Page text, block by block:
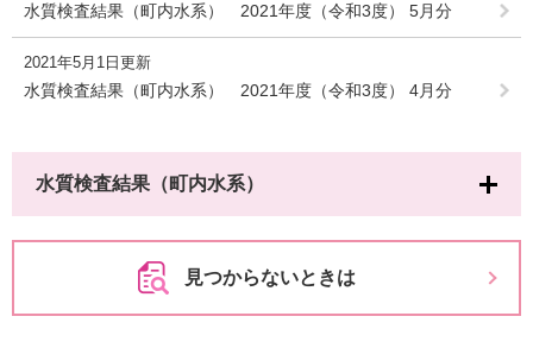
水質検査結果（町内水系） 2021年度（令和3度） 5月分
2021年5月1日更新
水質検査結果（町内水系） 2021年度（令和3度） 4月分
水質検査結果（町内水系）
見つからないときは